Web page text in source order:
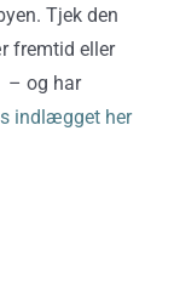
Tjek den
fremtid eller
– og har
indlægget her